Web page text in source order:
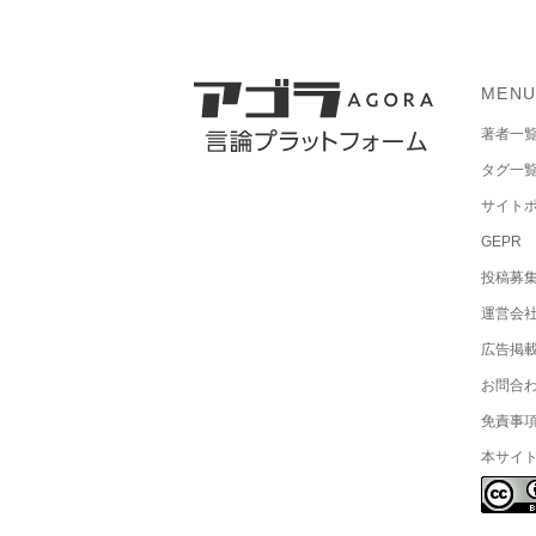
MENU
著者一
タグ一
サイト
GEPR
投稿募
運営会
広告掲
お問合
免責事
本サイ